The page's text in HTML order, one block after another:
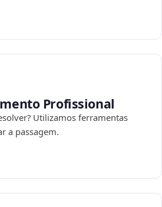
Profissional
Utilizamos ferramentas
a passagem.